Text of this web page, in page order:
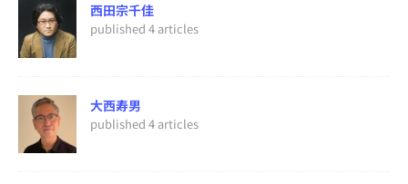
西田宗千佳
published 4 articles
大西寿男
published 4 articles